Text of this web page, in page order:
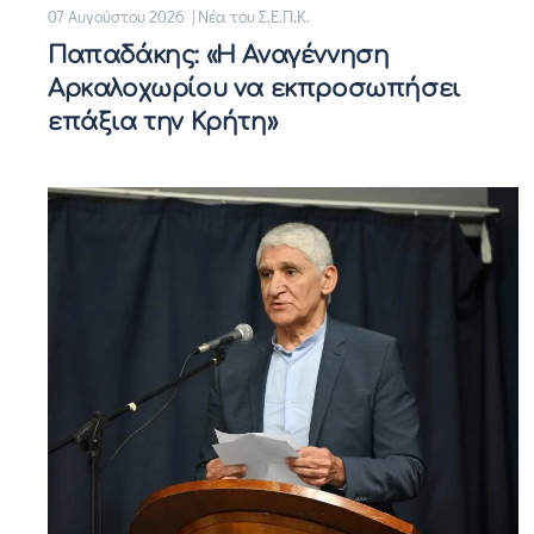
07 Αυγούστου 2026 | Νέα του Σ.Ε.Π.Κ.
Παπαδάκης: «Η Αναγέννηση
Αρκαλοχωρίου να εκπροσωπήσει
επάξια την Κρήτη»